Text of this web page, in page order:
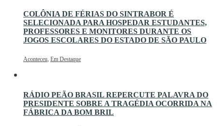
COLÔNIA DE FÉRIAS DO SINTRABOR É
SELECIONADA PARA HOSPEDAR ESTUDANTES,
PROFESSORES E MONITORES DURANTE OS
JOGOS ESCOLARES DO ESTADO DE SÃO PAULO
Aconteceu, Em Destaque
RÁDIO PEÃO BRASIL REPERCUTE PALAVRA DO
PRESIDENTE SOBRE A TRAGÉDIA OCORRIDA NA
FÁBRICA DA BOM BRIL